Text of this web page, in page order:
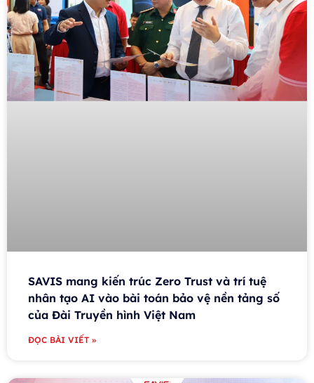
SAVIS mang kiến trúc Zero Trust và trí tuệ
nhân tạo AI vào bài toán bảo vệ nền tảng số
của Đài Truyền hình Việt Nam
ĐỌC BÀI VIẾT »